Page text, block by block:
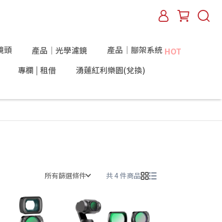
頭 產品｜光學濾鏡 產品｜腳架系統HOT
專欄 | 租借
湧蓮紅利樂園(兌換)
所有篩選條件 共 4 件商品